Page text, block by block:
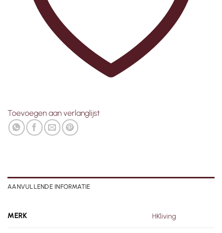
Toevoegen aan verlanglijst
AANVULLENDE INFORMATIE
MERK HKliving